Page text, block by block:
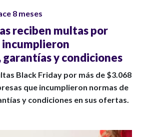
8 meses
reciben multas por
incumplieron
y condiciones
Black Friday por más de $3.068
que incumplieron normas de
y condiciones en sus ofertas.